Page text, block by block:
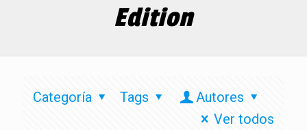
Edition
Categoría Tags
Autores
Ver todos